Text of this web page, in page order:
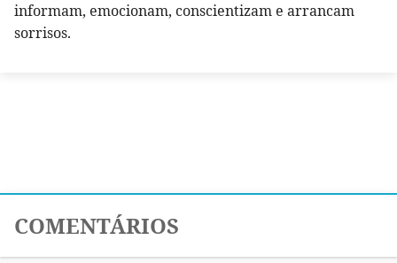
informam, emocionam, conscientizam e arrancam
sorrisos.
COMENTÁRIOS